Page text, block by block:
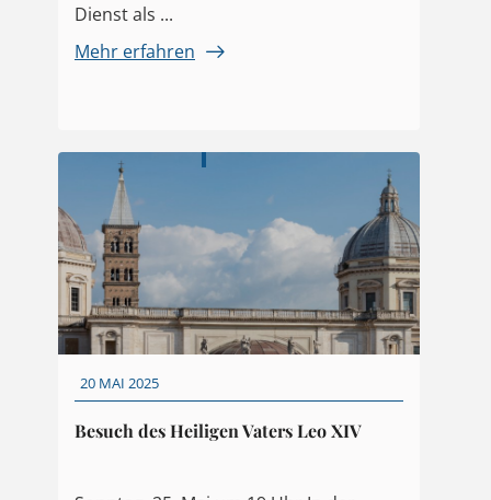
Dienst als ...
Mehr erfahren
20 MAI 2025
Besuch des Heiligen Vaters Leo XIV